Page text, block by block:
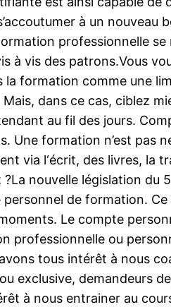
à un nouveau
professionnelle
vis des patrons.Vous
la formation comme une
dans ce cas, ciblez
au fil des jours.
Une formation n’est pas
via l‘écrit, des livres, la
nouvelle législation du
de formation.
Le compte
professionnelle ou
tous intérêt à nous
exclusive, demandeurs
à nous entrainer au